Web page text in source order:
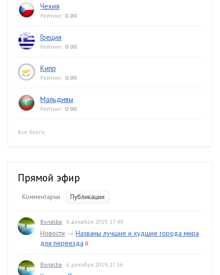
Чехия
Рейтинг: 0.00
Греция
Рейтинг: 0.00
Кипр
Рейтинг: 0.00
Мальдивы
Рейтинг: 0.00
Все блоги
Прямой эфир
Комментарии Публикации
Bonalba · 6 декабря 2019, 17:49
Новости → Названы лучшие и худшие города мира
для переезда 0
Bonalba · 6 декабря 2019, 17:36